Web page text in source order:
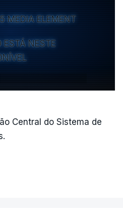
MEDIA ELEMENT
ESTÁ NESTE
Central do Sistema de